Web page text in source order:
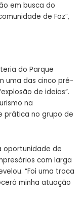
em busca do
de Foz”,
do Parque
uma das cinco pré-
de ideias”.
na
prática no grupo de
oportunidade de
com larga
“Foi uma troca
minha atuação